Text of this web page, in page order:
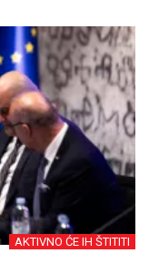
AKTIVNO ĆE IH ŠTITITI